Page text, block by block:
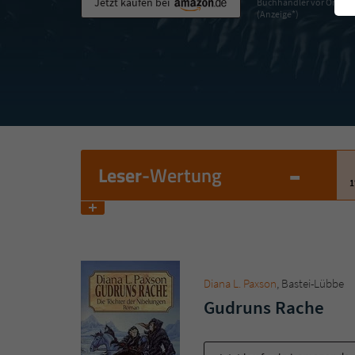
(Anzeige*)
Leser-Wertung -
Diana L. Paxson, Bastei-Lübbe
Gudruns Rache